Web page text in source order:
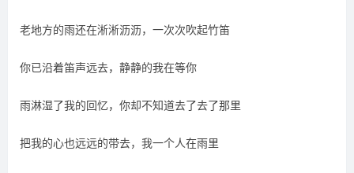
老地方的雨还在淅淅沥沥，一次次吹起竹笛
你已沿着笛声远去，静静的我在等你
雨淋湿了我的回忆，你却不知道去了去了那里
把我的心也远远的带去，我一个人在雨里